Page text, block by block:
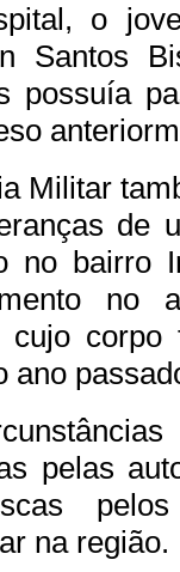
o
Santos
possuía
Militar
de
no bairro
no
cujo corpo
ano
pelas
pelos
na região.